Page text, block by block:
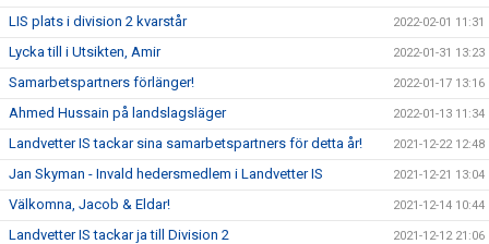
LIS plats i division 2 kvarstår 2022-02-01 11:31
Lycka till i Utsikten, Amir 2022-01-31 13:23
Samarbetspartners förlänger! 2022-01-17 13:16
Ahmed Hussain på landslagsläger 2022-01-13 11:34
Landvetter IS tackar sina samarbetspartners för detta år! 2021-12-22 12:48
Jan Skyman - Invald hedersmedlem i Landvetter IS 2021-12-21 13:04
Välkomna, Jacob & Eldar! 2021-12-14 10:44
Landvetter IS tackar ja till Division 2 2021-12-12 21:06